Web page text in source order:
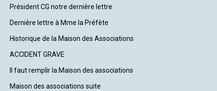
Président CG notre dernière lettre
Dernière lettre à Mme la Préfète
Historique de la Maison des Associations
ACCIDENT GRAVE
Il faut remplir la Maison des associations
Maison des associations suite